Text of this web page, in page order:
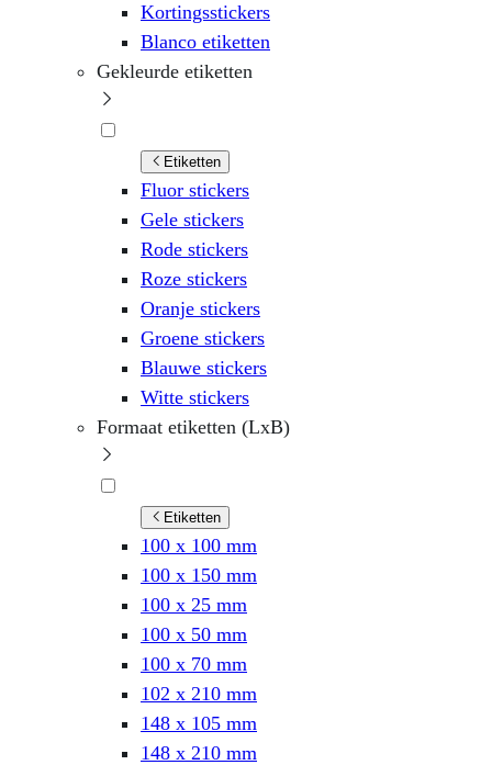
Kortingsstickers
Blanco etiketten
Gekleurde etiketten
Etiketten
Fluor stickers
Gele stickers
Rode stickers
Roze stickers
Oranje stickers
Groene stickers
Blauwe stickers
Witte stickers
Formaat etiketten (LxB)
Etiketten
100 x 100 mm
100 x 150 mm
100 x 25 mm
100 x 50 mm
100 x 70 mm
102 x 210 mm
148 x 105 mm
148 x 210 mm